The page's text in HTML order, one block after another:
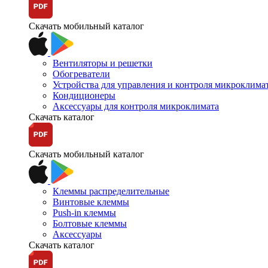
Скачать мобильный каталог
Вентиляторы и решетки
Обогреватели
Устройства для управления и контроля
Кондиционеры
Аксессуары для контроля микроклимата
Скачать каталог
Скачать мобильный каталог
Клеммы распределительные
Винтовые клеммы
Push-in клеммы
Болтовые клеммы
Аксессуары
Скачать каталог